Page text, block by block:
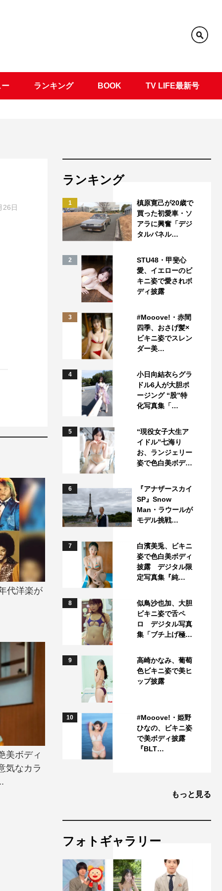
ー ランキング BOOK TV LIFE最新号
26日
代洋楽が
美ボディ
気なカラ
ランキング
1
槙原寛己が20歳で
買った初愛車・ソ
アラに興奮「デジ
タルパネル…
2
STU48・甲斐心
愛、イエローのビ
キニ姿で愛されボ
ディ披露
3
#Mooove!・赤間
四季、おさげ髪×
ビキニ姿でスレン
ダー美…
4
小日向結衣らグラ
ドル6人が大胆ポ
ージング “股”特
化写真集「…
5
“現役女子大生ア
イドル”七海り
お、ランジェリー
姿で色白美ボデ…
6
『アナザースカイ
SP』Snow
Man・ラウールが
モデル挑戦…
7
白濱美兎、ビキニ
姿で色白美ボディ
披露 デジタル限
定写真集『純…
8
似鳥沙也加、大胆
ビキニ姿で舌ペ
ロ デジタル写真
集「ブチ上げ極…
9
高崎かなみ、葡萄
色ビキニ姿で美ヒ
ップ披露
10
#Mooove!・姫野
ひなの、ビキニ姿
で美ボディ披露
『BLT…
もっと見る
フォトギャラリー